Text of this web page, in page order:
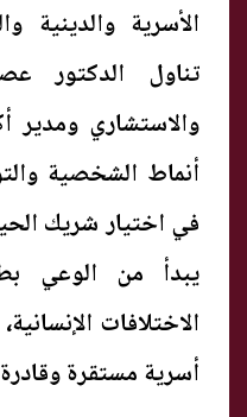
الأسرية والدينية
تناول الدكتور
والاستشاري ومدير
أنماط الشخصية
في اختيار شريك
يبدأ من الوعي
الاختلافات
أسرية مستقرة